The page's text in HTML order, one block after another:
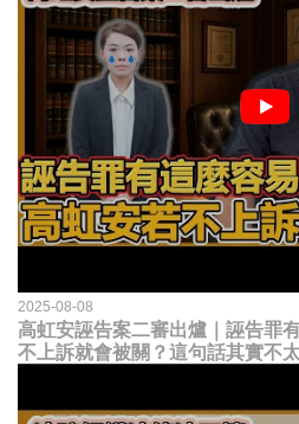
2025-08-08
高虹安誣告案二審出爐｜誣告罪
不上訴就會被關？這句話其實不太